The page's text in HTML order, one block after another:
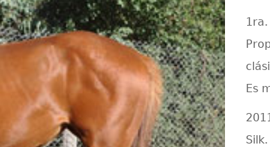
1ra.
Es
Silk.